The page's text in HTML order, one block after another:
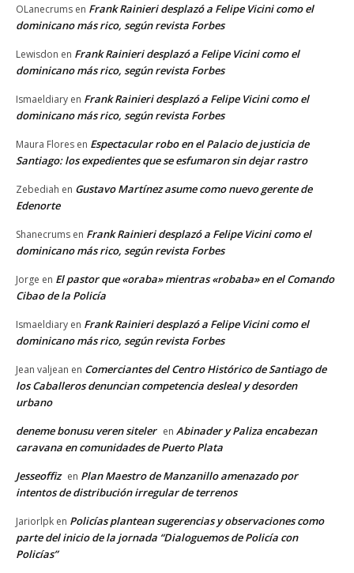
OLanecrums en Frank Rainieri desplazó a Felipe Vicini como el
dominicano más rico, según revista Forbes
Lewisdon en Frank Rainieri desplazó a Felipe Vicini como el
dominicano más rico, según revista Forbes
Ismaeldiary en Frank Rainieri desplazó a Felipe Vicini como el
dominicano más rico, según revista Forbes
Maura Flores en Espectacular robo en el Palacio de justicia de
Santiago: los expedientes que se esfumaron sin dejar rastro
Zebediah en Gustavo Martínez asume como nuevo gerente de
Edenorte
Shanecrums en Frank Rainieri desplazó a Felipe Vicini como el
dominicano más rico, según revista Forbes
Jorge en El pastor que «oraba» mientras «robaba» en el Comando
Cibao de la Policía
Ismaeldiary en Frank Rainieri desplazó a Felipe Vicini como el
dominicano más rico, según revista Forbes
Jean valjean en Comerciantes del Centro Histórico de Santiago de
los Caballeros denuncian competencia desleal y desorden
urbano
deneme bonusu veren siteler en Abinader y Paliza encabezan
caravana en comunidades de Puerto Plata
Jesseoffiz en Plan Maestro de Manzanillo amenazado por
intentos de distribución irregular de terrenos
Jariorlpk en Policías plantean sugerencias y observaciones como
parte del inicio de la jornada “Dialoguemos de Policía con
Policías”